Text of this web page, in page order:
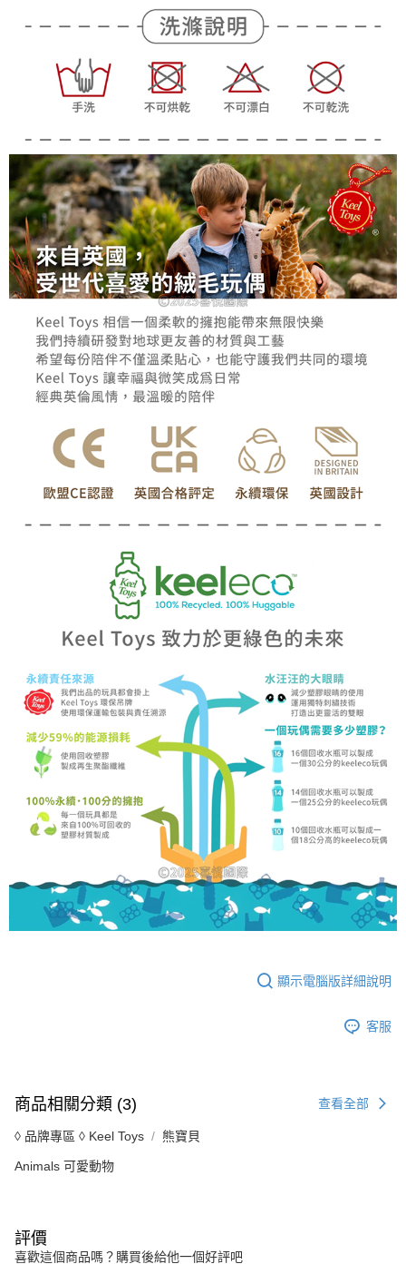
顯示電腦版詳細說明
客服
商品相關分類 (3) 查看全部
◊ 品牌專區 ◊ Keel Toys 熊寶貝
Animals 可愛動物
評價
喜歡這個商品嗎？購買後給他一個好評吧